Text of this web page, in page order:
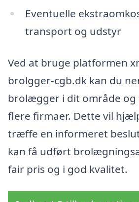
Eventuelle
transport og udstyr
Ved at bruge platformen
brolgger-cgb.dk kan du
brolægger i dit område og
flere firmaer. Dette vil
træffe en informeret
kan få udført
fair pris og i god kvalitet.